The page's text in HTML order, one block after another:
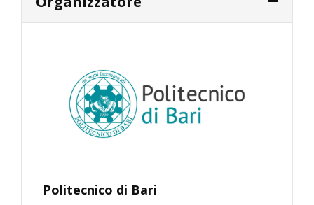
Politecnico di Bari